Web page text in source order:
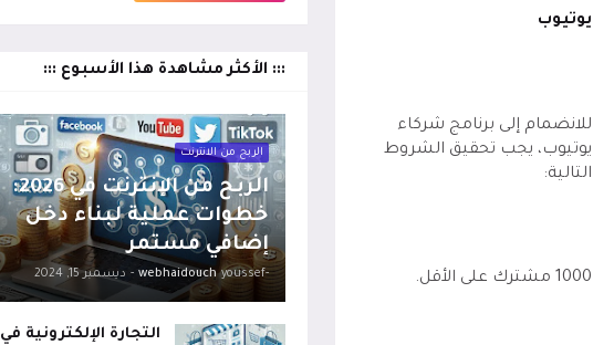
يوتيوب
للانضمام إلى برنامج شركاء
يوتيوب، يجب تحقيق الشروط
التالية:
1000 مشترك على الأقل.
::: الأكثر مشاهدة هذا الأسبوع :::
الربح من الانترنت
الربح من الإنترنت في 2026:
خطوات عملية لبناء دخل
إضافي مستمر
-youssef
webhaidouch
- ديسمبر 15, 2024
التجارة الإلكترونية في